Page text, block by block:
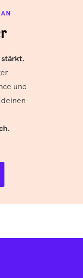
stärkt.
und